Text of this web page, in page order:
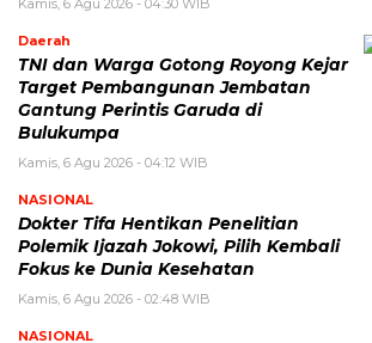
Kamis, 6 Agu 2026 - 04:30 WIB
Daerah
TNI dan Warga Gotong Royong Kejar
Target Pembangunan Jembatan
Gantung Perintis Garuda di
Bulukumpa
Kamis, 6 Agu 2026 - 04:12 WIB
NASIONAL
Dokter Tifa Hentikan Penelitian
Polemik Ijazah Jokowi, Pilih Kembali
Fokus ke Dunia Kesehatan
Kamis, 6 Agu 2026 - 02:48 WIB
NASIONAL